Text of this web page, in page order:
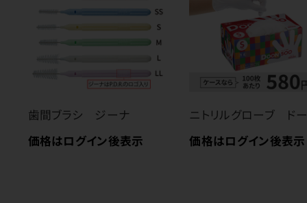
歯間ブラシ ジーナ
価格はログイン後表示
ニトリルグローブ ド
価格はログイン後表示